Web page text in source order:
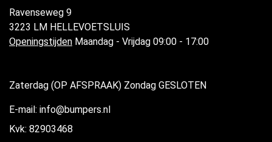
Ravenseweg 9
3223 LM HELLEVOETSLUIS
Openingstijden Maandag - Vrijdag 09:00 - 17:00
Zaterdag (OP AFSPRAAK) Zondag GESLOTEN
E-mail: info@bumpers.nl
Kvk: 82903468